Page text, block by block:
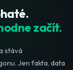
začít.
stává
Jen fakta, data